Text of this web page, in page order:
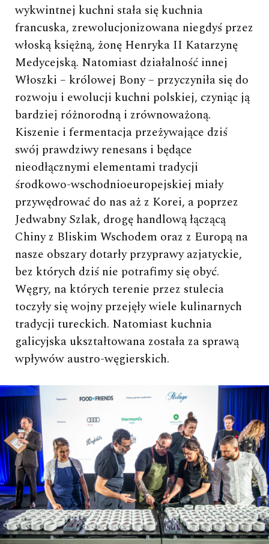
wykwintnej kuchni stała się kuchnia
francuska, zrewolucjonizowana niegdyś przez
włoską księżną, żonę Henryka II Katarzynę
Medycejską. Natomiast działalność innej
Włoszki – królowej Bony – przyczyniła się do
rozwoju i ewolucji kuchni polskiej, czyniąc ją
bardziej różnorodną i zrównoważoną.
Kiszenie i fermentacja przeżywające dziś
swój prawdziwy renesans i będące
nieodłącznymi elementami tradycji
środkowo-wschodnioeuropejskiej miały
przywędrować do nas aż z Korei, a poprzez
Jedwabny Szlak, drogę handlową łączącą
Chiny z Bliskim Wschodem oraz z Europą na
nasze obszary dotarły przyprawy azjatyckie,
bez których dziś nie potrafimy się obyć.
Węgry, na których terenie przez stulecia
toczyły się wojny przejęły wiele kulinarnych
tradycji tureckich. Natomiast kuchnia
galicyjska ukształtowana została za sprawą
wpływów austro-węgierskich.